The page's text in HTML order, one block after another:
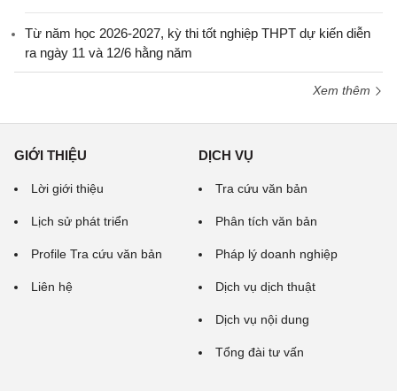
Từ năm học 2026-2027, kỳ thi tốt nghiệp THPT dự kiến diễn
ra ngày 11 và 12/6 hằng năm
Xem thêm
GIỚI THIỆU
Lời giới thiệu
Lịch sử phát triển
Profile Tra cứu văn bản
Liên hệ
DỊCH VỤ
Tra cứu văn bản
Phân tích văn bản
Pháp lý doanh nghiệp
Dịch vụ dịch thuật
Dịch vụ nội dung
Tổng đài tư vấn